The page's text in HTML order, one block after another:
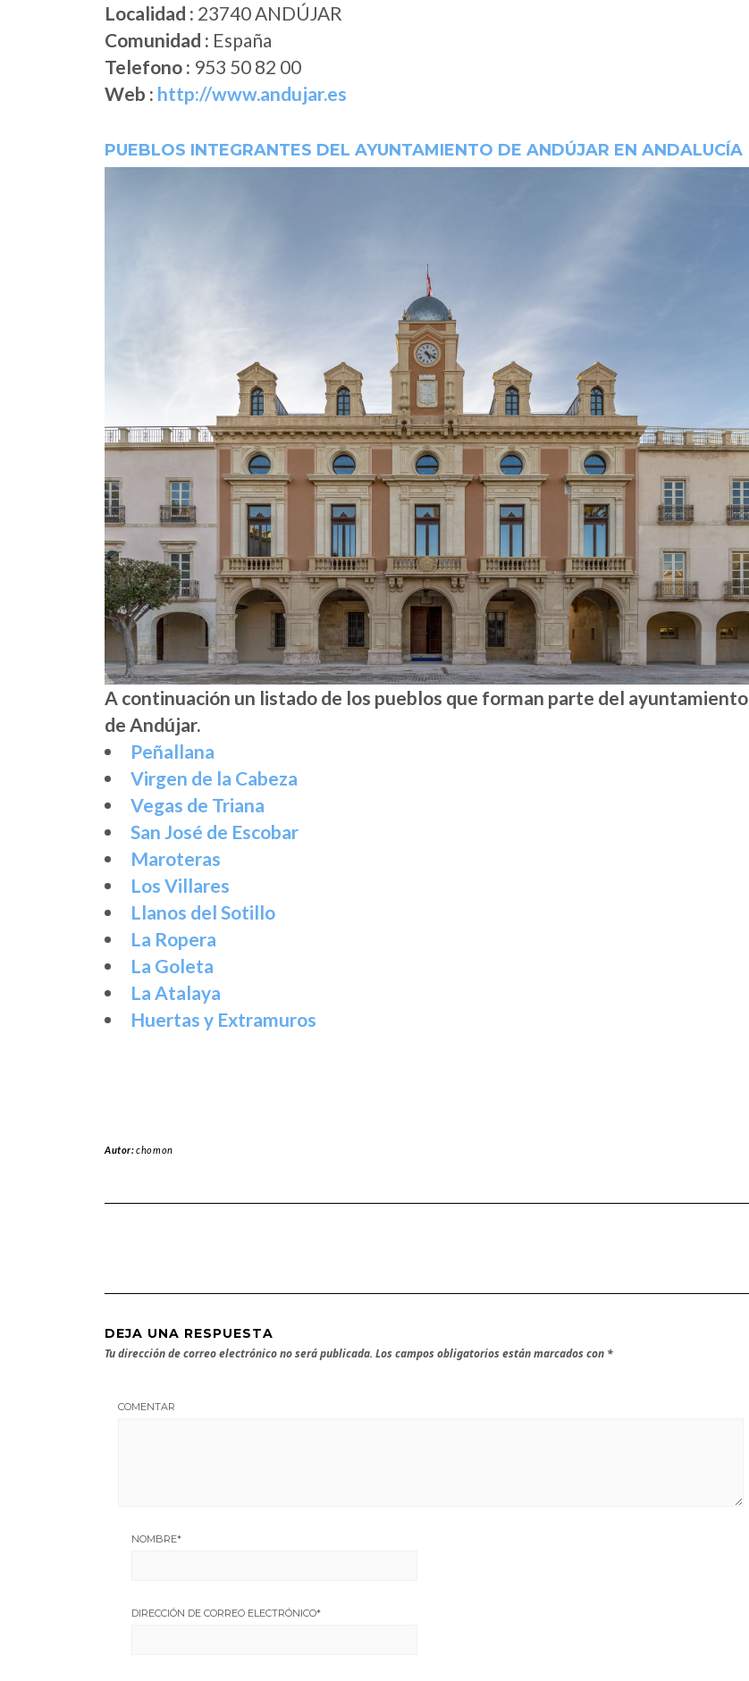
Localidad : 23740 ANDÚJAR
Comunidad : España
Telefono : 953 50 82 00
Web : http://www.andujar.es
PUEBLOS INTEGRANTES DEL AYUNTAMIENTO DE ANDÚJAR EN ANDALUCÍA
A continuación un listado de los pueblos que forman parte del ayuntamiento
de Andújar.
Peñallana
Virgen de la Cabeza
Vegas de Triana
San José de Escobar
Maroteras
Los Villares
Llanos del Sotillo
La Ropera
La Goleta
La Atalaya
Huertas y Extramuros
Autor:chomon
DEJA UNA RESPUESTA
Tu dirección de correo electrónico no será publicada. Los campos obligatorios están marcados con *
COMENTAR
NOMBRE*
DIRECCIÓN DE CORREO ELECTRÓNICO*